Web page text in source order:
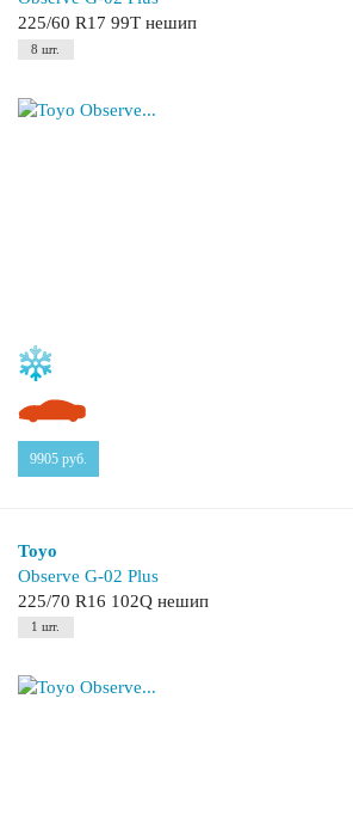
225/60 R17 99T нешип
8 шт.
9905 руб.
Toyo
Observe G-02 Plus
225/70 R16 102Q нешип
1 шт.